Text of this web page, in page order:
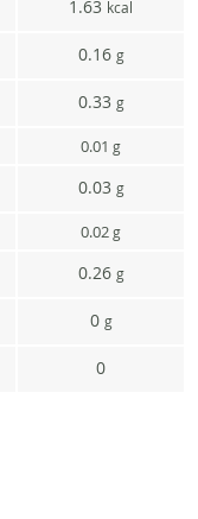
1.63 kcal
0.16 g
0.33 g
0.01 g
0.03 g
0.02g
0.26 g
0 g
0